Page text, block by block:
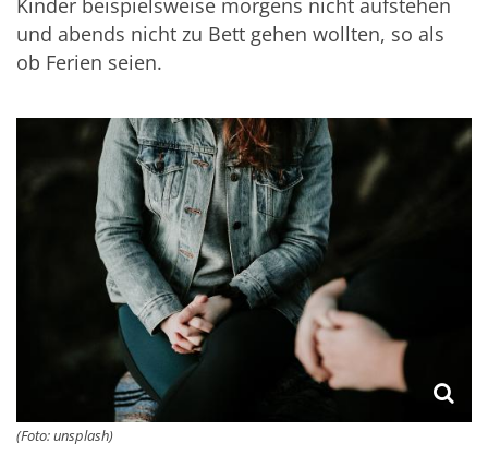
und abends nicht zu Bett gehen wollten, so als
ob Ferien seien.
(Foto: unsplash)